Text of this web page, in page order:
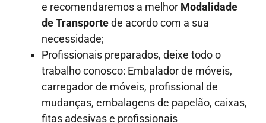
e recomendaremos a melhor Modalidade
de Transportede acordo com a sua
necessidade;
Profissionais preparados, deixe todo o
trabalho conosco: Embalador de móveis,
carregador de móveis, profissional de
mudanças, embalagens de papelão, caixas,
fitas adesivas e profissionais